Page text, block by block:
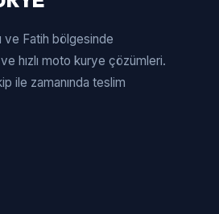
ve Fatih bölgesinde
hızlı moto kurye çözümleri.
ile zamanında teslim